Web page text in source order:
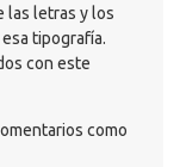
las letras y los
tipografía.
con este
como